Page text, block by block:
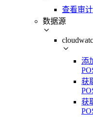
查看审计
数据源
添
获
获